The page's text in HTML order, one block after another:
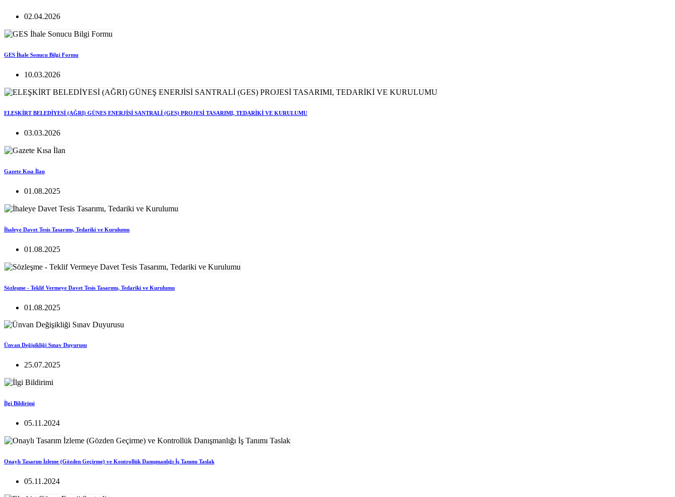
02.04.2026
GES İhale Sonucu Bilgi Formu
10.03.2026
ELEŞKİRT BELEDİYESİ (AĞRI) GÜNEŞ ENERJİSİ SANTRALİ (GES) PROJESİ TASARIMI, TEDARİKİ VE KURULUMU
03.03.2026
Gazete Kısa İlan
01.08.2025
İhaleye Davet Tesis Tasarımı, Tedariki ve Kurulumu
01.08.2025
Sözleşme - Teklif Vermeye Davet Tesis Tasarımı, Tedariki ve Kurulumu
01.08.2025
Ünvan Değişikliği Sınav Duyurusu
25.07.2025
İlgi Bildirimi
05.11.2024
Onaylı Tasarım İzleme (Gözden Geçirme) ve Kontrollük Danışmanlığı İş Tanımı Taslak
05.11.2024